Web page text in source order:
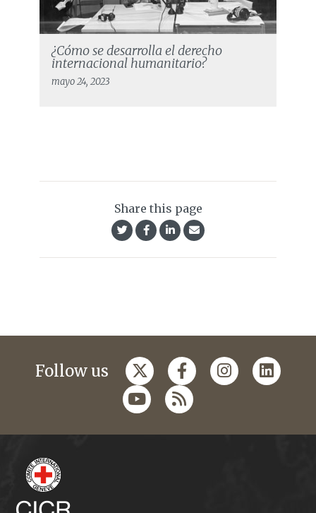
¿Cómo se desarrolla el derecho
internacional humanitario?
mayo 24, 2023
Share this page
Follow us